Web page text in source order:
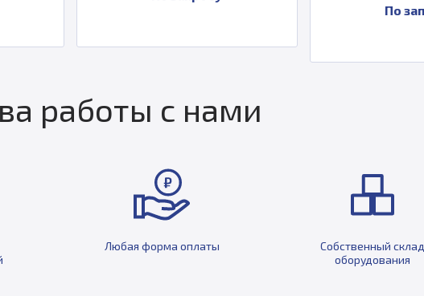
По запросу
работы с нами
Любая форма оплаты
Собственный склад
оборудования